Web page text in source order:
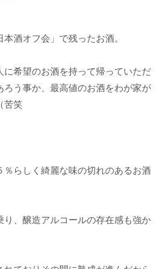
酒オフ会」で残ったお酒。
に希望のお酒を持って帰っていただ
ろう事か、最高値のお酒をわが家が
苦笑
％らしく綺麗な味の切れのあるお酒
り、醸造アルコールの存在感も強か